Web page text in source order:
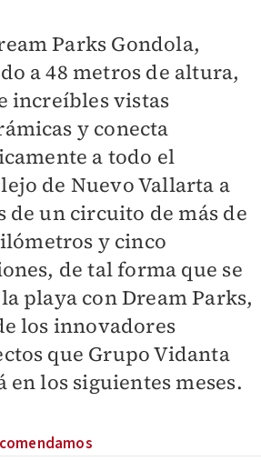
Parks Gondola,
a 48 metros de altura,
increíbles vistas
y conecta
a todo el
de Nuevo Vallarta a
de un circuito de más de
y cinco
de tal forma que se
playa con Dream Parks,
los innovadores
que Grupo Vidanta
en los siguientes meses.